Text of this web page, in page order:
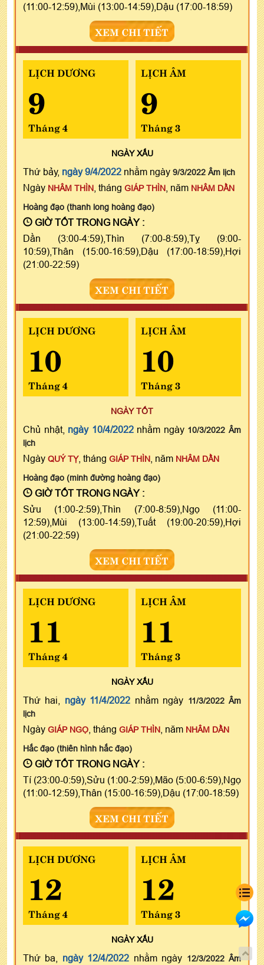
(11:00-12:59),Mùi (13:00-14:59),Dậu (17:00-18:59)
XEM CHI TIẾT
LỊCH DƯƠNG
9
Tháng 4
LỊCH ÂM
9
Tháng 3
NGÀYXẤU
Thứ bảy, ngày 9/4/2022 nhằm ngày 9/3/2022 Âm lịch
Ngày NHÂM THÌN , tháng GIÁP THÌN , năm NHÂM DẦN
Hoàng đạo (thanh long hoàng đạo)
GIỜ TỐT TRONG NGÀY :
Dần (3:00-4:59),Thìn (7:00-8:59),Tỵ (9:00-
10:59),Thân (15:00-16:59),Dậu (17:00-18:59),Hợi
(21:00-22:59)
XEM CHI TIẾT
LỊCH DƯƠNG
10
Tháng 4
LỊCH ÂM
10
Tháng 3
NGÀY TỐT
Chủ nhật, ngày 10/4/2022nhằm ngày 10/3/2022 Âm
lịch
Ngày QUÝ TỴ, tháng GIÁP THÌN , năm NHÂM DẦN
Hoàng đạo (minh đường hoàng đạo)
GIỜ TỐT TRONG NGÀY :
Sửu (1:00-2:59),Thìn (7:00-8:59),Ngọ (11:00-
12:59),Mùi (13:00-14:59),Tuất (19:00-20:59),Hợi
(21:00-22:59)
XEM CHI TIẾT
LỊCH DƯƠNG
11
Tháng 4
LỊCH ÂM
11
Tháng 3
NGÀYXẤU
Thứ hai, ngày 11/4/2022 nhằm ngày 11/3/2022 Âm
lịch
Ngày GIÁP NGỌ , tháng GIÁP THÌN , năm NHÂM DẦN
Hắc đạo (thiên hình hắc đạo)
GIỜ TỐT TRONG NGÀY :
Tí (23:00-0:59),Sửu (1:00-2:59),Mão (5:00-6:59),Ngọ
(11:00-12:59),Thân (15:00-16:59),Dậu (17:00-18:59)
XEM CHI TIẾT
LỊCH DƯƠNG
12
Tháng 4
LỊCH ÂM
12
Tháng 3
NGÀYXẤU
Thứ ba, ngày 12/4/2022 nhằm ngày 12/3/2022 Âm